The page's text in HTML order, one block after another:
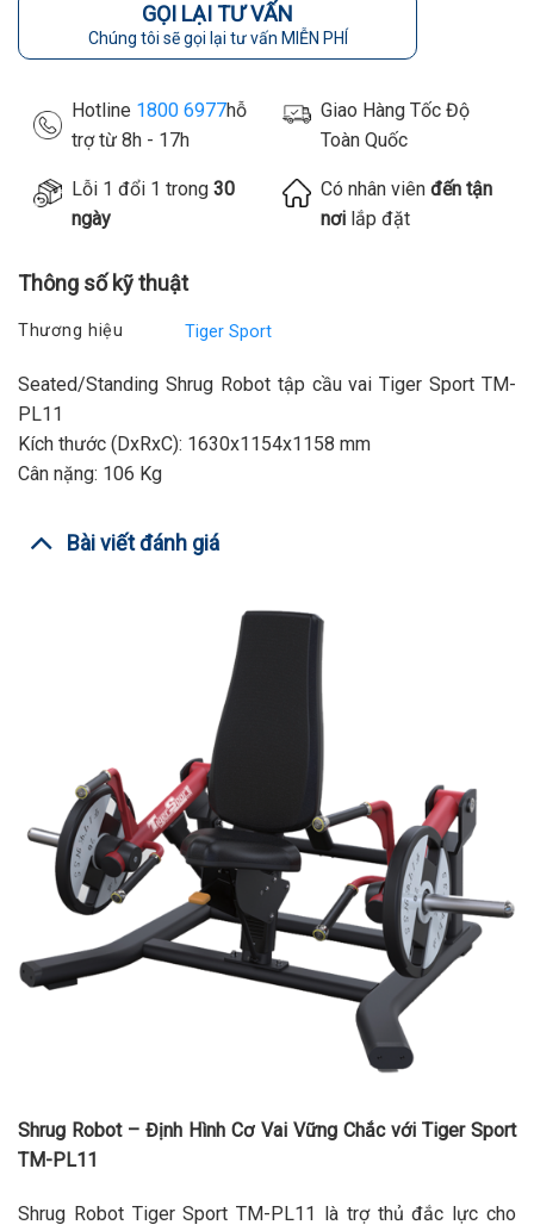
GỌI LẠI TƯ VẤN
Chúng tôi sẽ gọi lại tư vấn MIỄN PHÍ
Hotline 1800 6977hỗ
trợ từ 8h - 17h
Giao Hàng Tốc Độ
Toàn Quốc
Lỗi 1 đổi 1 trong 30
ngày
Có nhân viên đến tận
nơilắp đặt
Thông số kỹ thuật
Thương hiệu Tiger Sport
Seated/Standing Shrug Robot tập cầu vai Tiger Sport TM-
PL11
Kích thước (DxRxC): 1630x1154x1158 mm
Cân nặng: 106 Kg
Bài viết đánh giá
Shrug Robot – Định Hình Cơ Vai Vững Chắc với Tiger Sport
TM-PL11
Shrug Robot Tiger Sport TM-PL11 là trợ thủ đắc lực cho